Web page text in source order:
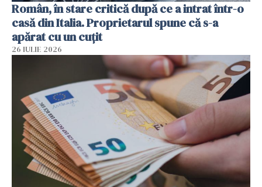
Român, în stare critică după ce a intrat într-o
casă din Italia. Proprietarul spune că s-a
apărat cu un cuțit
26 IULIE 2026